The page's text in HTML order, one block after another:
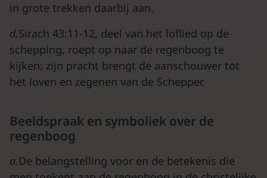
in grote trekken daarbij aan.
d.Sirach 43:11-12, deel van het loflied op de
schepping, roept op naar de regenboog te
kijken; zijn pracht brengt de aanschouwer tot
het loven en zegenen van de Schepper.
Beeldspraak en symboliek over de
regenboog
a.De belangstelling voor en de betekenis die